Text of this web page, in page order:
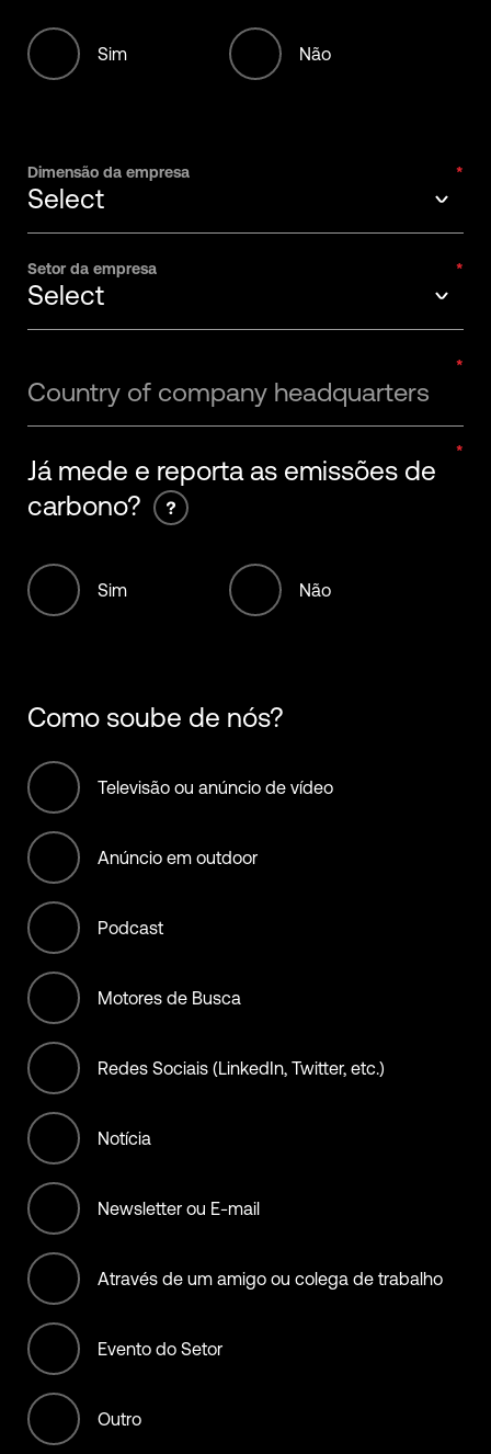
Sim Não
Dimensão da empresa
Select
Select
1-20 Employees
51-200 Employees
201-500 Employees
501-1000 Employees
1001-5000 Employees
Setor da empresa
Select
Apparel
Biotech, healthcare & pharma
Energy and Power
Food, beverage & agriculture
Infrastructure
International bodies
Manufacturing
Materials
Municipality, City, State, &
Country
NGO (non offset)
Non-Profit/Services
Offset Services
Retail
Services
Transportation services
Country of company headquarters
Já mede e reporta as emissões de
carbono?
Sim Não
Como soube de nós?
Televisão ou anúncio de vídeo
Anúncio em outdoor
Podcast
Motores de Busca
Redes Sociais (LinkedIn, Twitter, etc.)
Notícia
Newsletter ou E-mail
Através de um amigo ou colega de trabalho
Evento do Setor
Outro